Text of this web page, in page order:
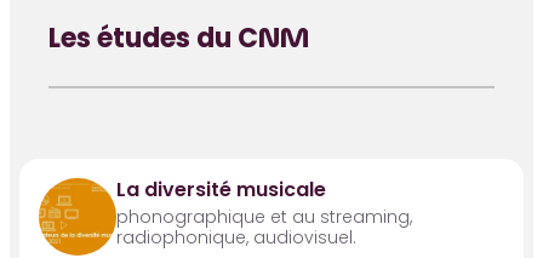
Les études du CNM
La diversité musicale
phonographique et au streaming,
radiophonique, audiovisuel.